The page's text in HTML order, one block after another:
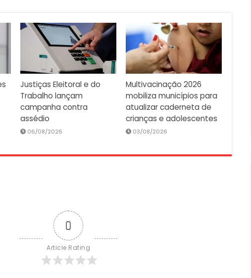
Justiças Eleitoral e do
Trabalho lançam
campanha contra
assédio
06/08/2026
Multivacinação 2026
mobiliza municípios para
atualizar caderneta de
crianças e adolescentes
03/08/2026
0
Article Rating